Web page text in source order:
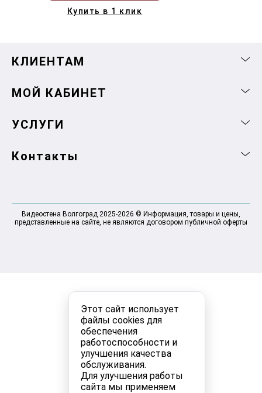
Этот сайт использует
файлы cookies для
обеспечения
работоспособности и
улучшения качества
обслуживания.
Для улучшения работы
сайта мы применяем
Купить в 1 клик
КЛИЕНТАМ
МОЙ КАБИНЕТ
УСЛУГИ
Контакты
Видеостена Волгоград 2025-2026 © Информация, товары и цены,
представленные на сайте, не являются договором публичной оферты